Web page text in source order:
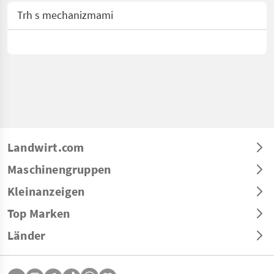
Trh s mechanizmami
Landwirt.com
Maschinengruppen
Kleinanzeigen
Top Marken
Länder